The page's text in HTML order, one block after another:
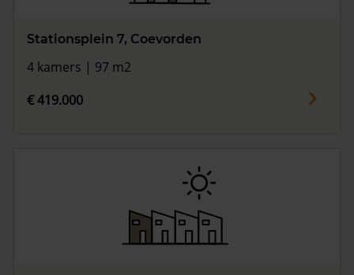
Stationsplein 7, Coevorden
4 kamers | 97 m2
€ 419.000